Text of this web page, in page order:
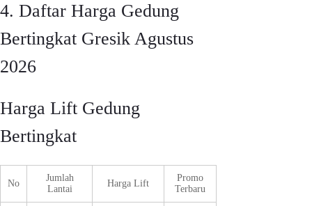
4. Daftar Harga Gedung
Bertingkat Gresik Agustus
2026
Harga Lift Gedung
Bertingkat
No
Jumlah
Lantai
Harga Lift
Promo
Terbaru